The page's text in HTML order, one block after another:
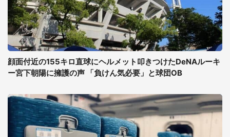
顔面付近の155キロ直球にヘルメット叩きつけたDeNAルーキ
ー宮下朝陽に擁護の声 「負けん気必要」と球団OB